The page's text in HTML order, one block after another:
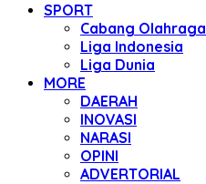
SPORT
Cabang Olahraga
Liga Indonesia
Liga Dunia
MORE
DAERAH
INOVASI
NARASI
OPINI
ADVERTORIAL